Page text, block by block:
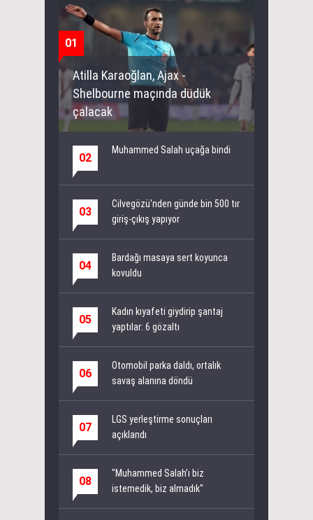
01
Atilla Karaoğlan, Ajax -
Shelbourne maçında düdük
çalacak
02
Muhammed Salah uçağa bindi
03
Cilvegözü'nden günde bin 500 tır
giriş-çıkış yapıyor
04
Bardağı masaya sert koyunca
kovuldu
05
Kadın kıyafeti giydirip şantaj
yaptılar: 6 gözaltı
06
Otomobil parka daldı, ortalık
savaş alanına döndü
07
LGS yerleştirme sonuçları
açıklandı
08
"Muhammed Salah’ı biz
istemedik, biz almadık"